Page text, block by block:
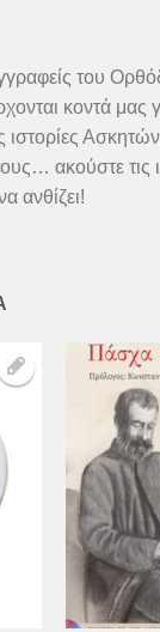
του
κοντά μας
ακούστε τις
ανθίζει!